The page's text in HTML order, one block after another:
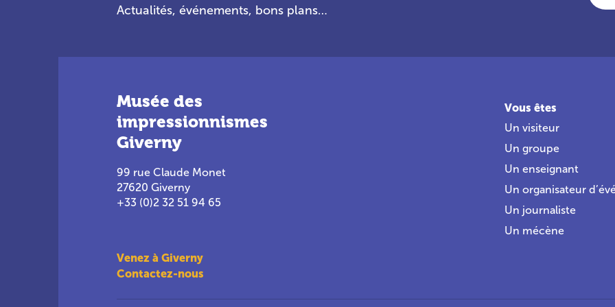
Actualités, événements, bons plans…
Musée des
impressionnismes
Giverny
99 rue Claude Monet
27620 Giverny
+33 (0)2 32 51 94 65
Venez à Giverny
Contactez-nous
Vous êtes
Un visiteur
Un groupe
Un enseignant
Un organisateur
Un journaliste
Un mécène